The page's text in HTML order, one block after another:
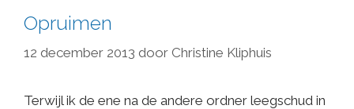
Opruimen
12 december 2013 door Christine Kliphuis
Terwijl ik de ene na de andere ordner leegschud in